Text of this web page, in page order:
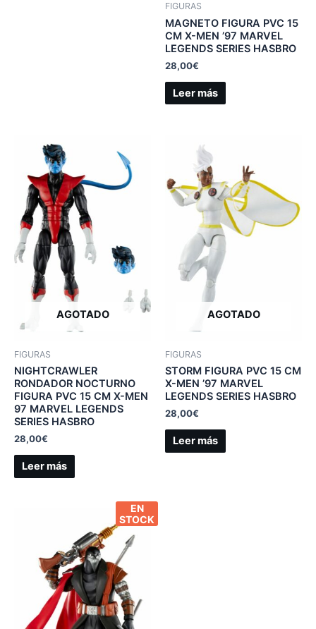
FIGURAS
MAGNETO FIGURA PVC 15
CM X-MEN ’97 MARVEL
LEGENDS SERIES HASBRO
28,00€
Leer más
AGOTADO
FIGURAS
NIGHTCRAWLER
RONDADOR NOCTURNO
FIGURA PVC 15 CM X-MEN
97 MARVEL LEGENDS
SERIES HASBRO
28,00€
Leer más
AGOTADO
FIGURAS
STORM FIGURA PVC 15 CM
X-MEN ’97 MARVEL
LEGENDS SERIES HASBRO
28,00€
Leer más
EN
STOCK